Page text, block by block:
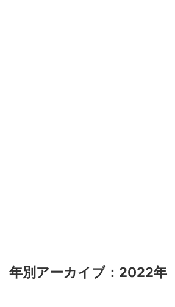
年別アーカイブ：2022年